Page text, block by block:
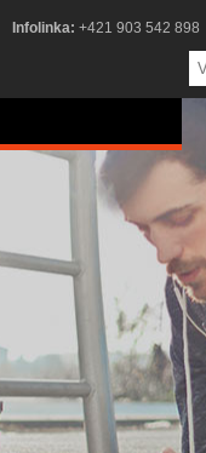
Infolinka: +421 903 542 898